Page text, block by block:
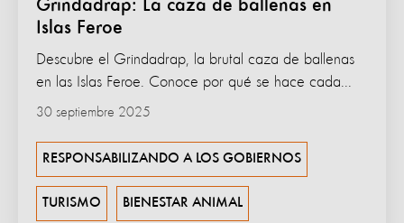
Grindadrap: La caza de ballenas en
Islas Feroe
30 septiembre 2025
Descubre el Grindadrap, la brutal caza de ballenas
en las Islas Feroe. Conoce por qué se hace cada...
RESPONSABILIZANDO A LOS GOBIERNOS
TURISMO BIENESTAR ANIMAL